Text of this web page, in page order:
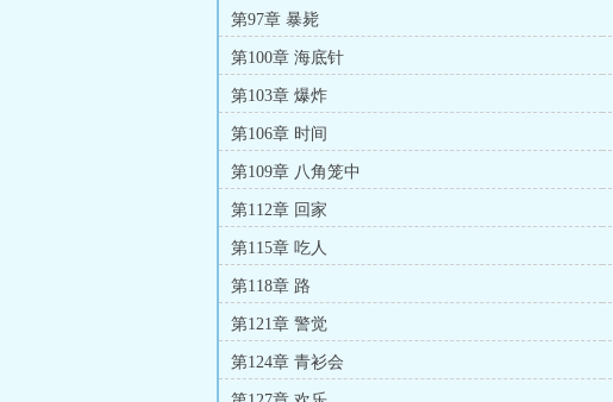
第97章 暴毙
第100章 海底针
第103章 爆炸
第106章 时间
第109章 八角笼中
第112章 回家
第115章 吃人
第118章 路
第121章 警觉
第124章 青衫会